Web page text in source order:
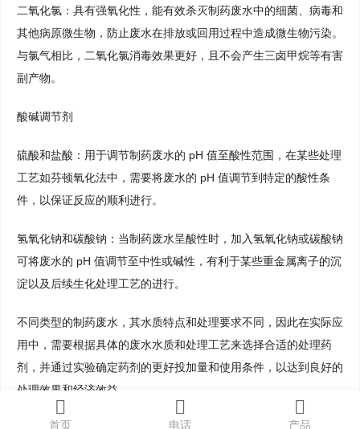
二氧化氯：具有强氧化性，能有效杀灭制药废水中的细菌、病毒和
其他病原微生物，防止废水在排放或回用过程中造成微生物污染。
与氯气相比，二氧化氯消毒效果更好，且不会产生三卤甲烷等有害
副产物。
酸碱调节剂
硫酸和盐酸：用于调节制药废水的 pH 值至酸性范围，在某些处理
工艺如芬顿氧化法中，需要将废水的 pH 值调节到特定的酸性条
件，以保证反应的顺利进行。
氢氧化钠和碳酸钠：当制药废水呈酸性时，加入氢氧化钠或碳酸钠
可将废水的 pH 值调节至中性或碱性，有利于某些重金属离子的沉
淀以及后续生化处理工艺的进行。
不同类型的制药废水，其水质特点和处理要求不同，因此在实际应
用中，需要根据具体的废水水质和处理工艺来选择合适的处理药
剂，并通过实验确定药剂的更好投加量和使用条件，以达到良好的
处理效果和经济效益。
首页 电话 产品